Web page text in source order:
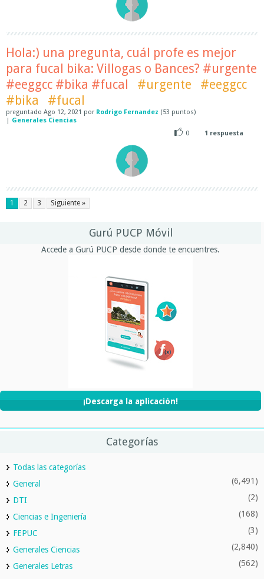
Hola:) una pregunta, cuál profe es mejor
para fucal bika: Villogas o Bances? #urgente
#eeggcc #bika #fucal
#urgente
#eeggcc
#bika
#fucal
preguntado Ago 12, 2021 por Rodrigo Fernandez (53 puntos)
| Generales Ciencias
0
1 respuesta
1 2 3 Siguiente »
Gurú PUCP Móvil
Accede a Gurú PUCP desde donde te encuentres.
¡Descarga la aplicación!
Categorías
Todas las categorías
General
(6,491)
DTI (2)
Ciencias e Ingeniería (168)
FEPUC (3)
Generales Ciencias (2,840)
Generales Letras (562)